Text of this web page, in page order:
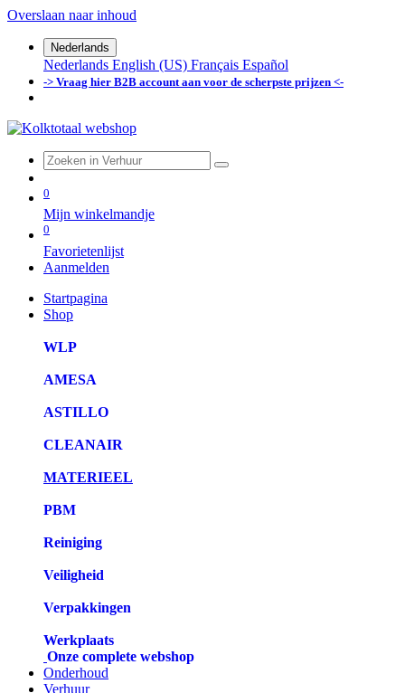
Overslaan naar inhoud
Nederlands
Nederlands English (US) Français Español
-> Vraag hier B2B account aan voor de scherpste prijzen <-
0
Mijn winkelmandje
0
Favorietenlijst
Aanmelden
Startpagina
Shop
WLP
AMESA
ASTILLO
CLEANAIR
MATERIEEL
PBM
Reiniging
Veiligheid
Verpakkingen
Werkplaats
Onze complete webshop
Onderhoud
Verhuur